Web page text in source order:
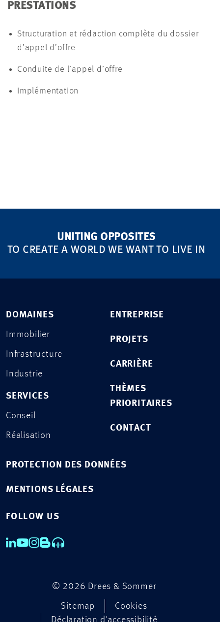
PRESTATIONS
Structuration et rédaction complète du dossier
d’appel d’offre
Conduite de l’appel d’offre
Implémentation
UNITING OPPOSITES
TO CREATE A WORLD WE WANT TO LIVE IN
DOMAINES
Immobilier
Infrastructure
Industrie
SERVICES
Conseil
Réalisation
ENTREPRISE
PROJETS
CARRIÈRE
THÈMES
PRIORITAIRES
CONTACT
PROTECTION DES DONNÉES
MENTIONS LÉGALES
FOLLOW US
© 2026 Drees & Sommer
Sitemap
Cookies